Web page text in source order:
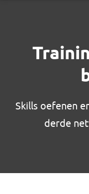
Skills oefenen
derde